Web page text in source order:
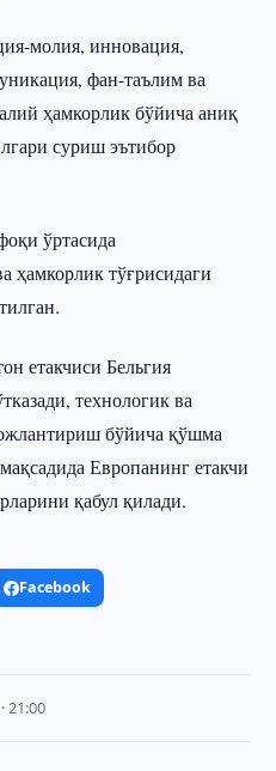
молия, инновация,
фан-таълим ва
ҳамкорлик бўйича аниқ
суриш эътибор
ўртасида
ҳамкорлик тўғрисидаги
етакчиси Бельгия
технологик ва
бўйича қўшма
Европанинг етакчи
қабул қилади.
Facebook
21:00